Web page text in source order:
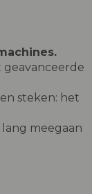
geavanceerde
steken: het
meegaan